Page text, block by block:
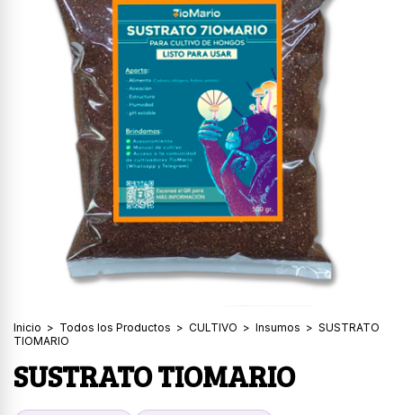
Inicio > Todos los Productos > CULTIVO > Insumos > SUSTRATO
TIOMARIO
SUSTRATO TIOMARIO